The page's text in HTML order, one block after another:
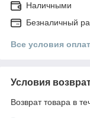
Наличными
Безналичный
Все условия
Условия
Возврат товара в